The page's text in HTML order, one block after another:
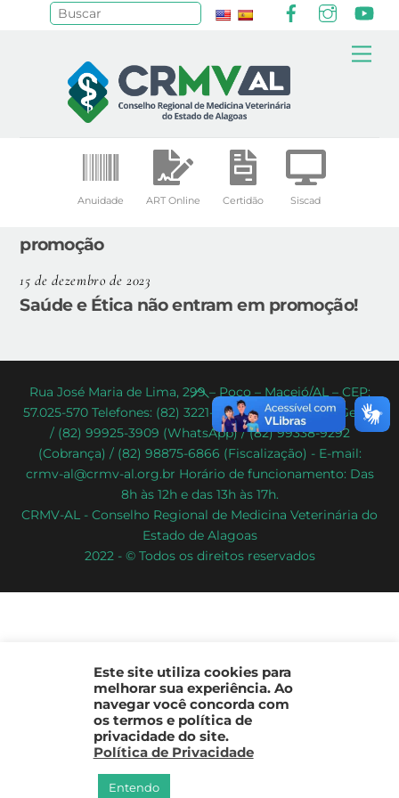
Anuidade ART Online Certidão Siscad
promoção
15 de dezembro de 2023
Saúde e Ética não entram em promoção!
Back
To
Top
Rua José Maria de Lima, 299 – Poço – Maceió/AL – CEP:
57.025-570 Telefones: (82) 3221-2086 (Atendimento Geral)
/ (82) 99925-3909 (WhatsApp) / (82) 99338-9292
(Cobrança) / (82) 98875-6866 (Fiscalização) - E-mail:
crmv-al@crmv-al.org.br Horário de funcionamento: Das
8h às 12h e das 13h às 17h.
CRMV-AL - Conselho Regional de Medicina Veterinária do
Estado de Alagoas
2022 - © Todos os direitos reservados
Este site utiliza cookies para
melhorar sua experiência. Ao
navegar você concorda com
os termos e política de
privacidade do site.
Política de Privacidade
Entendo